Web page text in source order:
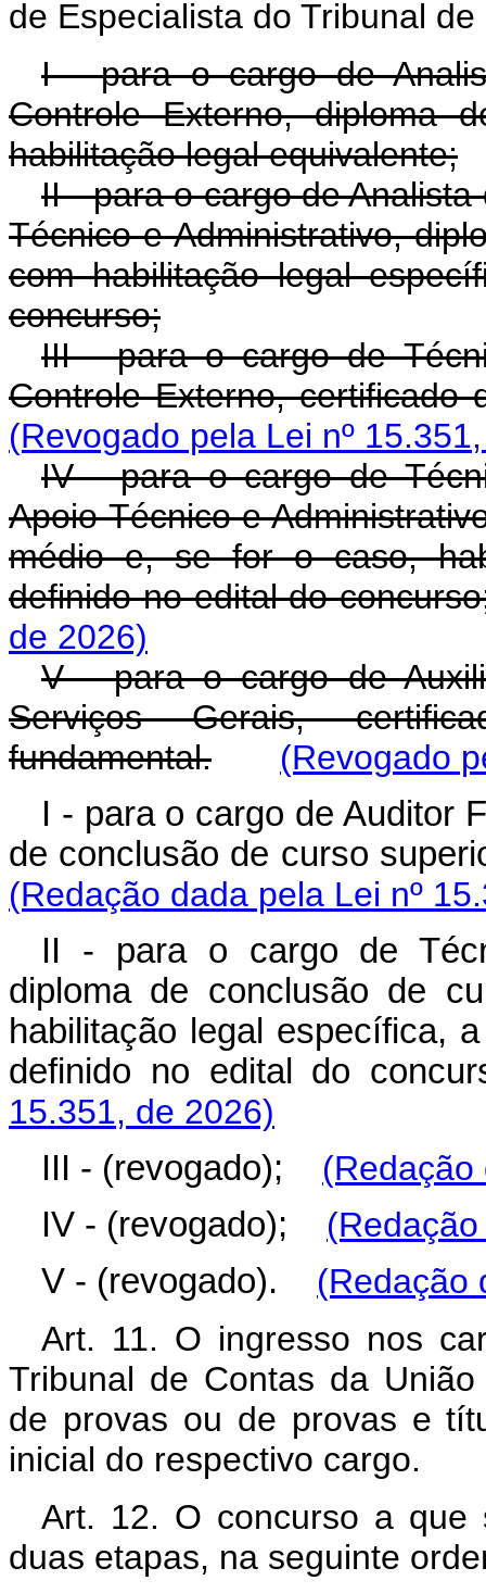
de Especialista do Tribunal
I - para o cargo de
Controle Externo, diploma
habilitação legal equivalente;
II - para o cargo de
Técnico e Administrativo,
com habilitação legal
concurso;
III - para o cargo de
Controle Externo, certificado
(Revogado pela Lei nº
IV - para o cargo de
Apoio Técnico e
médio e, se for o caso,
definido no edital do
de 2026)
V - para o cargo de
Serviços Gerais,
fundamental.
(Revogado
I - para o cargo de Auditor
de conclusão de curso
(Redação dada pela Lei nº
II - para o cargo de
diploma de conclusão de
habilitação legal específica,
definido no edital do
15.351, de 2026)
III - (revogado);
(Redação
IV - (revogado);
V - (revogado).
(Redação
Art. 11. O ingresso nos
Tribunal de Contas da
de provas ou de provas e
inicial do respectivo cargo.
Art. 12. O concurso a que
duas etapas, na seguinte